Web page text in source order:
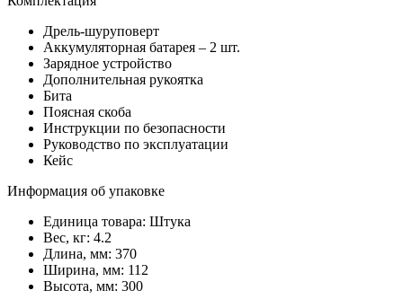
Дрель-шуруповерт
Аккумуляторная батарея – 2 шт.
Зарядное устройство
Дополнительная рукоятка
Бита
Поясная скоба
Инструкции по безопасности
Руководство по эксплуатации
Кейс
Информация об упаковке
Единица товара: Штука
Вес, кг: 4.2
Длина, мм: 370
Ширина, мм: 112
Высота, мм: 300